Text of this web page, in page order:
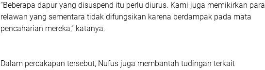
“Beberapa dapur yang disuspend itu perlu diurus. Kami juga memikirkan para
relawan yang sementara tidak difungsikan karena berdampak pada mata
pencaharian mereka,” katanya.
Dalam percakapan tersebut, Nufus juga membantah tudingan terkait